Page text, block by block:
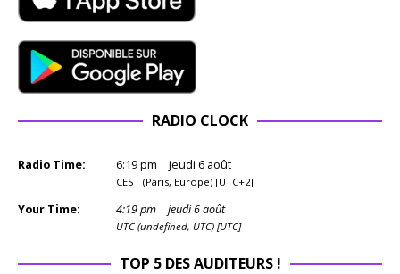
RADIO CLOCK
Radio Time: 6:19pm jeudi 6 août
CEST (Paris, Europe) [UTC+2]
Your Time: 4:19pm jeudi 6 août
UTC (undefined, UTC) [UTC]
TOP 5 DES AUDITEURS !